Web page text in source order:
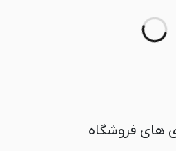
های فروشگاه